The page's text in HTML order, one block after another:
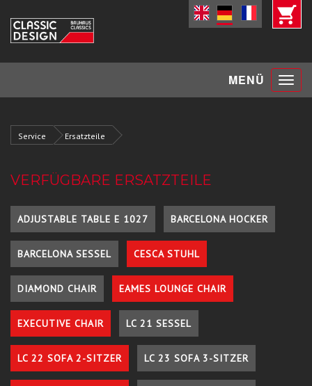
MENÜ Toggle
Service Ersatzteile
VERFÜGBARE ERSATZTEILE
ADJUSTABLE TABLE E 1027 BARCELONA HOCKER
BARCELONA SESSEL CESCA STUHL
DIAMOND CHAIR EAMES LOUNGE CHAIR
EXECUTIVE CHAIR LC 21 SESSEL
LC 22 SOFA 2-SITZER LC 23 SOFA 3-SITZER